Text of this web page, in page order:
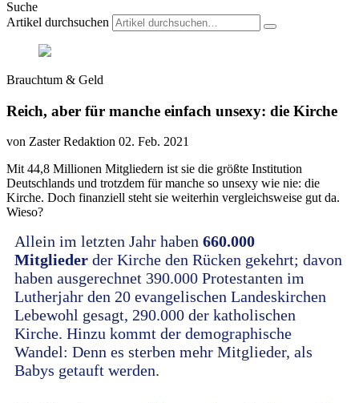
Suche
Artikel durchsuchen
Brauchtum & Geld
Reich, aber für manche einfach unsexy: die Kirche
von Zaster Redaktion 02. Feb. 2021
Mit 44,8 Millionen Mitgliedern ist sie die größte Institution
Deutschlands und trotzdem für manche so unsexy wie nie: die
Kirche. Doch finanziell steht sie weiterhin vergleichsweise gut da.
Wieso?
Allein im letzten Jahr haben 660.000
Mitglieder der Kirche den Rücken gekehrt; davon
haben ausgerechnet 390.000 Protestanten im
Lutherjahr den 20 evangelischen Landeskirchen
Lebewohl gesagt, 290.000 der katholischen
Kirche. Hinzu kommt der demographische
Wandel: Denn es sterben mehr Mitglieder, als
Babys getauft werden.